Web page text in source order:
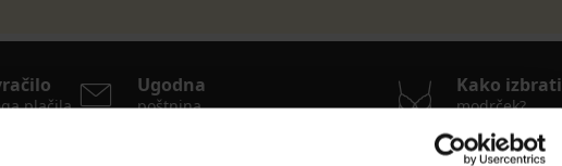
plačila
Ugodna
poštnina
Kako izbrati
modrček?